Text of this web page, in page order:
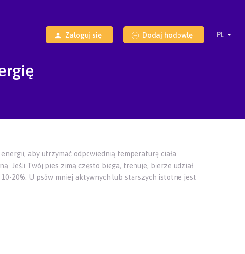
Zaloguj się Dodaj hodowlę
aby utrzymać odpowiednią temperaturę ciała.
Jeśli Twój pies zimą często biega, trenuje, bierze udział
20%. U psów mniej aktywnych lub starszych istotne jest